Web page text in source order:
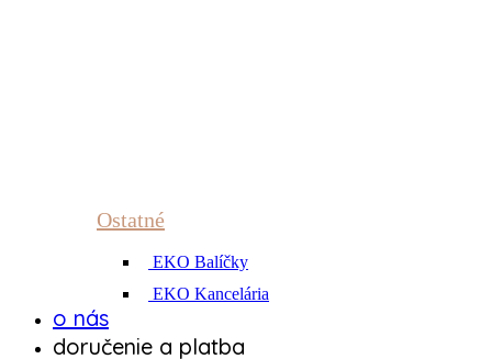
Ostatné
EKO Balíčky
EKO Kancelária
o nás
doručenie a platba